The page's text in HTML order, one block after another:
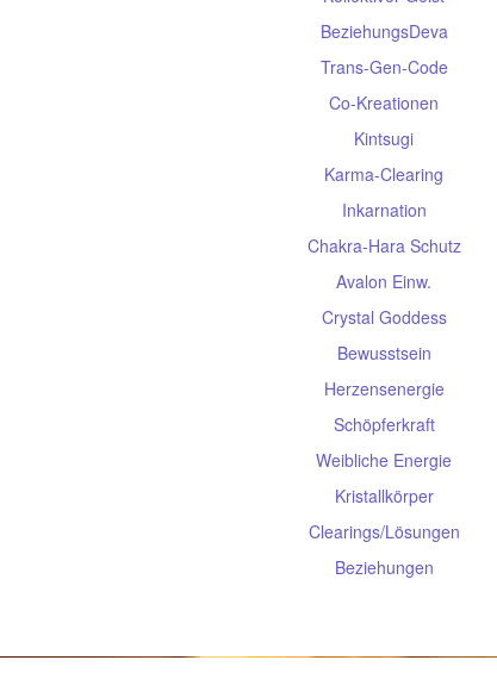
BeziehungsDeva
Trans-Gen-Code
Co-Kreationen
Kintsugi
Karma-Clearing
Inkarnation
Chakra-Hara Schutz
Avalon Einw.
Crystal Goddess
Bewusstsein
Herzensenergie
Schöpferkraft
Weibliche Energie
Kristallkörper
Clearings/Lösungen
Beziehungen